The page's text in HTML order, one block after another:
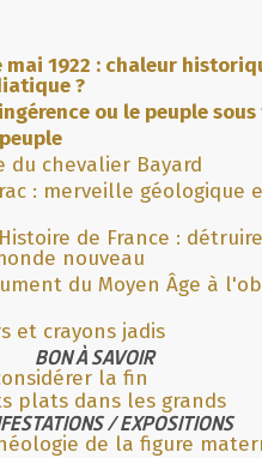
mai 1922 : chaleur
?
ou le peuple
du chevalier Bayard
: merveille géologique
de France :
nouveau
du Moyen Âge à
et crayons jadis
BON À SAVOIR
la fin
plats dans les grands
/ EXPOSITIONS
de la figure